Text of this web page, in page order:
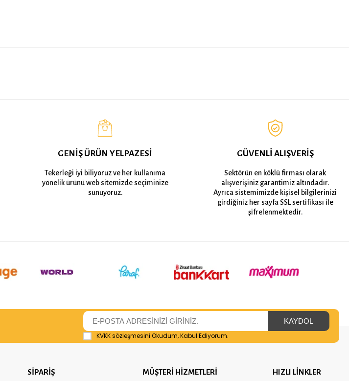
GENİŞ ÜRÜN YELPAZESİ
Tekerleği iyi biliyoruz ve her kullanıma
yönelik ürünü web sitemizde seçiminize
sunuyoruz.
GÜVENLİ ALIŞVERİŞ
Sektörün en köklü firması olarak
alışverişiniz garantimiz altındadır.
Ayrıca sistemimizde kişisel bilgilerinizi
girdiğiniz her sayfa SSL sertifikası ile
şifrelenmektedir.
KVKK sözleşmesini Okudum, Kabul Ediyorum.
SİPARİŞ MÜŞTERİ HİZMETLERİ HIZLI LİNKLER